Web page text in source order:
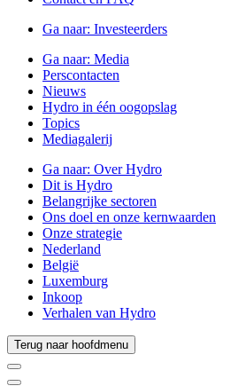
Ga naar: Investeerders
Ga naar: Media
Perscontacten
Nieuws
Hydro in één oogopslag
Topics
Mediagalerij
Ga naar: Over Hydro
Dit is Hydro
Belangrijke sectoren
Ons doel en onze kernwaarden
Onze strategie
Nederland
België
Luxemburg
Inkoop
Verhalen van Hydro
Terug naar hoofdmenu